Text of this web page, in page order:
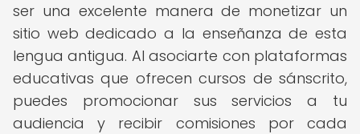
ser una excelente manera de monetizar un
sitio web dedicado a la enseñanza de esta
lengua antigua. Al asociarte con plataformas
educativas que ofrecen cursos de sánscrito,
puedes promocionar sus servicios a tu
audiencia y recibir comisiones por cada